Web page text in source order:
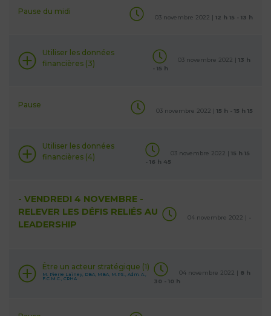
Pause du midi
03 novembre 2022 | 12 h 15 - 13 h
Utiliser les données
financières (3)
03 novembre 2022 | 13 h
- 15 h
Pause
03 novembre 2022 | 15 h - 15 h 15
Utiliser les données
financières (4)
03 novembre 2022 | 15 h 15
- 16 h 45
- VENDREDI 4 NOVEMBRE -
RELEVER LES DÉFIS RELIÉS AU
LEADERSHIP
04 novembre 2022 | -
Être un acteur stratégique (1)
M. Pierre Lainey, DBA, MBA, M.PS., Adm. A.,
F.C.M.C., CRHA
04 novembre 2022 | 8 h
30 - 10 h